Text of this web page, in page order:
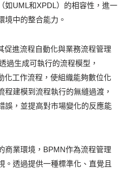
如UML和XPDL）的相容性，進一
境中的整合能力。
促進流程自動化與業務流程管理
過生成可執行的流程模型，
化工作流程，使組織能夠數位化
程建模到流程執行的無縫過渡，
誤，並提高對市場變化的反應能
商業環境，BPMN作為流程管理
。透過提供一種標準化、直覺且